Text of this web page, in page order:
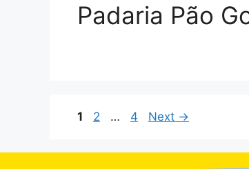
Padaria Pão
1 2 … 4 Next →